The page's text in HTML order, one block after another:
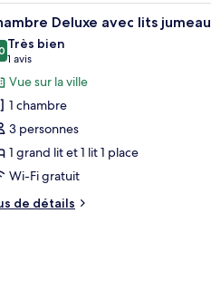
grande fenêtre avec des rideaux.
supérieure, bureau, chambres
:
Une
5 Deluxe avec lits
sur 10
Très bien
1 avis
(1 avis)
Vue sur la ville
1 chambre
3 personnes
1 grand lit et 1 lit 1 place
Wi-Fi gratuit
de détails